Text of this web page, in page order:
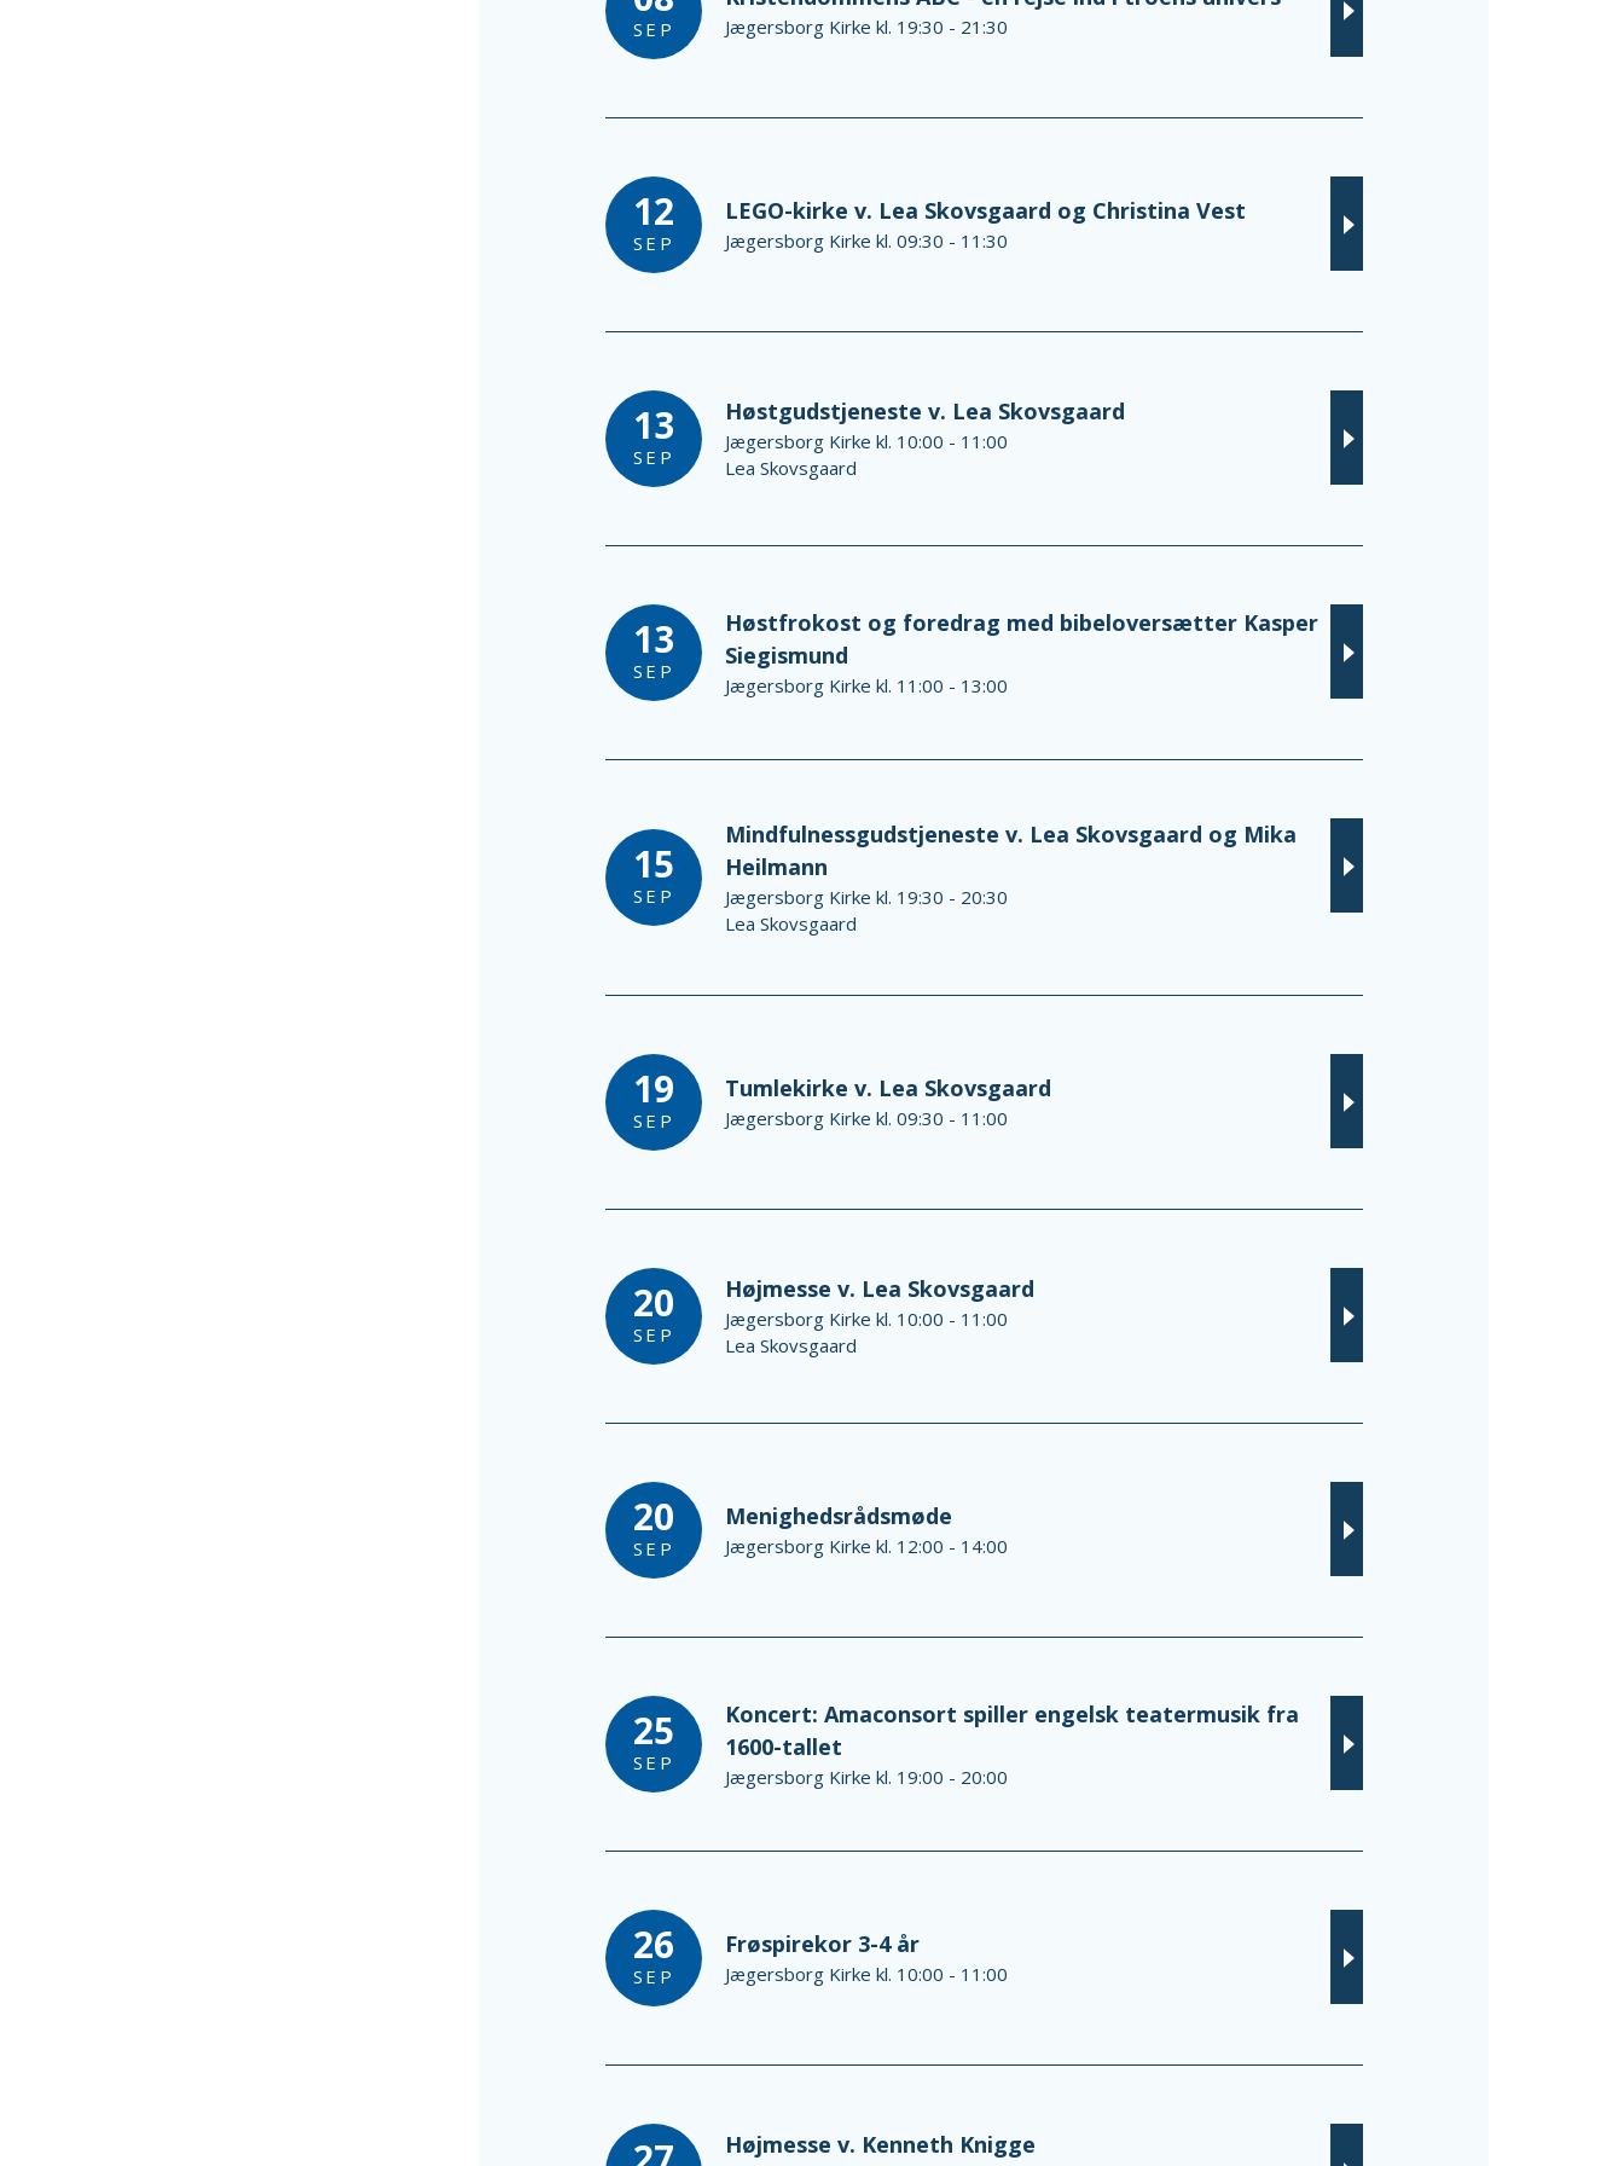
SEP Jægersborg Kirke kl. 19:30 - 21:30
12
SEP
LEGO-kirke v. Lea Skovsgaard og Christina Vest
Jægersborg Kirke kl. 09:30 - 11:30
13
SEP
Høstgudstjeneste v. Lea Skovsgaard
Jægersborg Kirke kl. 10:00 - 11:00
Lea Skovsgaard
13
SEP
Høstfrokost og foredrag med bibeloversætter Kasper
Siegismund
Jægersborg Kirke kl. 11:00 - 13:00
15
SEP
Mindfulnessgudstjeneste v. Lea Skovsgaard og Mika
Heilmann
Jægersborg Kirke kl. 19:30 - 20:30
Lea Skovsgaard
19
SEP
Tumlekirke v. Lea Skovsgaard
Jægersborg Kirke kl. 09:30 - 11:00
20
SEP
Højmesse v. Lea Skovsgaard
Jægersborg Kirke kl. 10:00 - 11:00
Lea Skovsgaard
20
SEP
Menighedsrådsmøde
Jægersborg Kirke kl. 12:00 - 14:00
25
SEP
Koncert: Amaconsort spiller engelsk teatermusik fra
1600-tallet
Jægersborg Kirke kl. 19:00 - 20:00
26
SEP
Frøspirekor 3-4 år
Jægersborg Kirke kl. 10:00 - 11:00
Højmesse v. Kenneth Knigge